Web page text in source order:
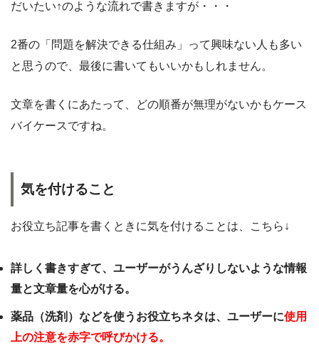
だいたい↑のような流れで書きますが・・・
2番の「問題を解決できる仕組み」って興味ない人も多い
と思うので、最後に書いてもいいかもしれません。
文章を書くにあたって、どの順番が無理がないかもケース
バイケースですね。
気を付けること
お役立ち記事を書くときに気を付けることは、こちら↓
詳しく書きすぎて、ユーザーがうんざりしないような情報
量と文章量を心がける。
薬品（洗剤）などを使うお役立ちネタは、ユーザーに使用
上の注意を赤字で呼びかける。